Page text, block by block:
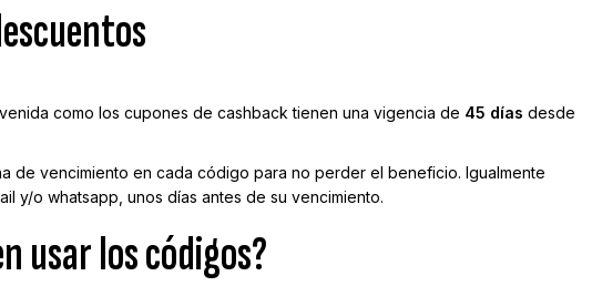
como los cupones de cashback tienen una vigencia de 45 días desde
de vencimiento en cada código para no perder el beneficio. Igualmente
y/o whatsapp, unos días antes de su vencimiento.
usar los códigos?